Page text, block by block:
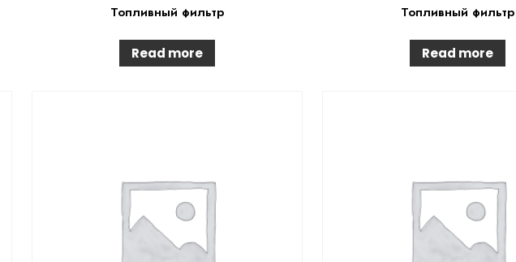
Топливный фильтр
Read more
Топливный фильтр
Read more